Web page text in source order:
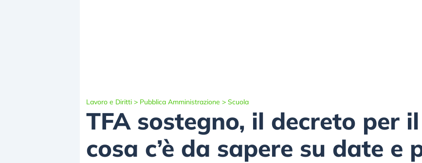
Lavoro e Diritti > Pubblica Amministrazione > Scuola
TFA sostegno, il decreto per
cosa c’è da sapere su date e